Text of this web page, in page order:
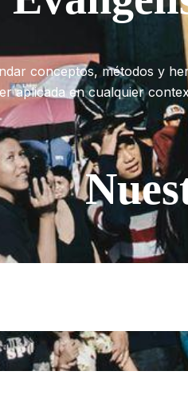
conceptos, métodos y
aplicada en cualquier